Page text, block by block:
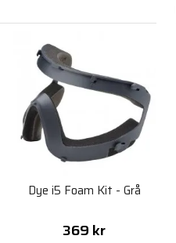
Dye i5 Foam Kit - Grå
369 kr